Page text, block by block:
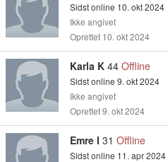
Sidst online 10. okt 2024
Ikke angivet
Oprettet 10. okt 2024
Karla K 44 Offline
Sidst online 9. okt 2024
Ikke angivet
Oprettet 9. okt 2024
Emre I 31 Offline
Sidst online 11. apr 2024